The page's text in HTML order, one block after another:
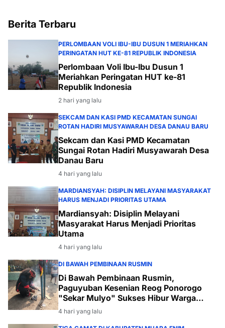
Berita Terbaru
PERLOMBAAN VOLI IBU-IBU DUSUN 1 MERIAHKAN
PERINGATAN HUT KE-81 REPUBLIK INDONESIA
Perlombaan Voli Ibu-Ibu Dusun 1
Meriahkan Peringatan HUT ke-81
Republik Indonesia
2 hari yang lalu
SEKCAM DAN KASI PMD KECAMATAN SUNGAI
ROTAN HADIRI MUSYAWARAH DESA DANAU BARU
Sekcam dan Kasi PMD Kecamatan
Sungai Rotan Hadiri Musyawarah Desa
Danau Baru
4 hari yang lalu
MARDIANSYAH: DISIPLIN MELAYANI MASYARAKAT
HARUS MENJADI PRIORITAS UTAMA
Mardiansyah: Disiplin Melayani
Masyarakat Harus Menjadi Prioritas
Utama
4 hari yang lalu
DI BAWAH PEMBINAAN RUSMIN
Di Bawah Pembinaan Rusmin,
Paguyuban Kesenian Reog Ponorogo
"Sekar Mulyo" Sukses Hibur Warga
Desa Payabakal
4 hari yang lalu